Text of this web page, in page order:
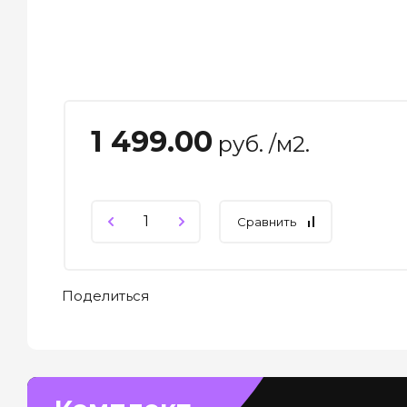
1 499.00 руб. /м2.
Сравнить
Поделиться